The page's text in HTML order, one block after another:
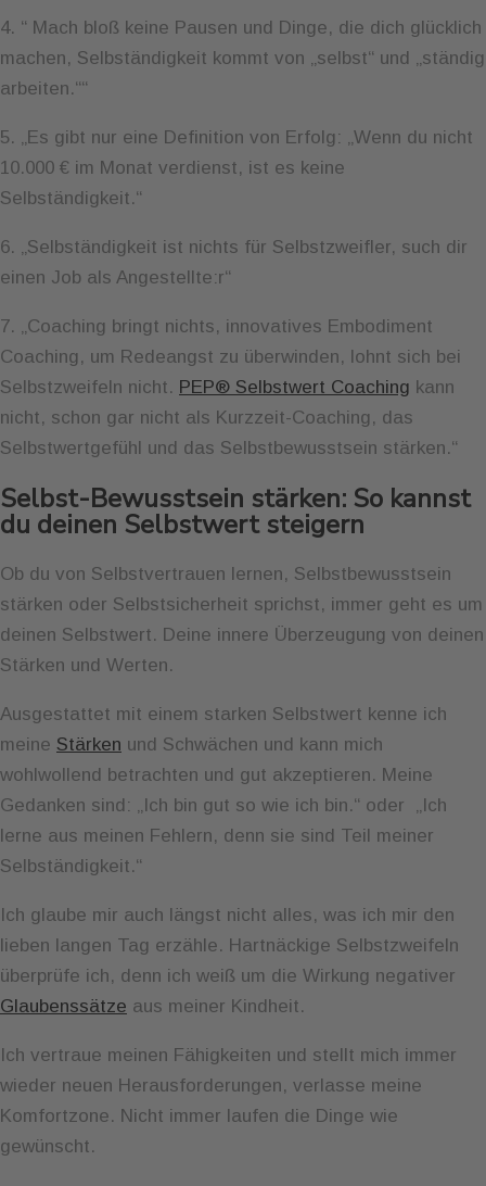
4. “ Mach bloß keine Pausen und Dinge, die dich glücklich
machen, Selbständigkeit kommt von „selbst“ und „ständig
arbeiten.““
5. „Es gibt nur eine Definition von Erfolg: „Wenn du nicht
10.000 € im Monat verdienst, ist es keine
Selbständigkeit.“
6. „Selbständigkeit ist nichts für Selbstzweifler, such dir
einen Job als Angestellte:r“
7. „Coaching bringt nichts, innovatives Embodiment
Coaching, um Redeangst zu überwinden, lohnt sich bei
Selbstzweifeln nicht. PEP® Selbstwert Coaching kann
nicht, schon gar nicht als Kurzzeit-Coaching, das
Selbstwertgefühl und das Selbstbewusstsein stärken.“
Selbst-Bewusstsein stärken: So kannst
du deinen Selbstwert steigern
Ob du von Selbstvertrauen lernen, Selbstbewusstsein
stärken oder Selbstsicherheit sprichst, immer geht es um
deinen Selbstwert. Deine innere Überzeugung von deinen
Stärken und Werten.
Ausgestattet mit einem starken Selbstwert kenne ich
meine Stärken und Schwächen und kann mich
wohlwollend betrachten und gut akzeptieren. Meine
Gedanken sind: „Ich bin gut so wie ich bin.“ oder „Ich
lerne aus meinen Fehlern, denn sie sind Teil meiner
Selbständigkeit.“
Ich glaube mir auch längst nicht alles, was ich mir den
lieben langen Tag erzähle. Hartnäckige Selbstzweifeln
überprüfe ich, denn ich weiß um die Wirkung negativer
Glaubenssätze aus meiner Kindheit.
Ich vertraue meinen Fähigkeiten und stellt mich immer
wieder neuen Herausforderungen, verlasse meine
Komfortzone. Nicht immer laufen die Dinge wie
gewünscht.